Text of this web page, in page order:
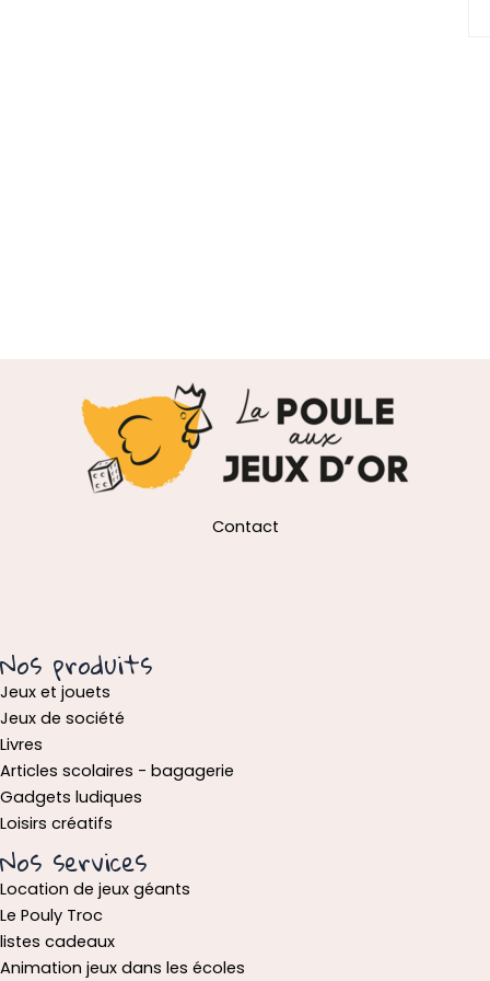
Contact
Nos produits
Jeux et jouets
Jeux de société
Livres
Articles scolaires - bagagerie
Gadgets ludiques
Loisirs créatifs
Nos services
Location de jeux géants
Le Pouly Troc
listes cadeaux
Animation jeux dans les écoles